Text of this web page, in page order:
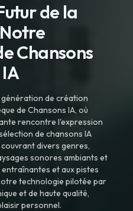
de la
Chansons
de création
de Chansons IA, où
rencontre l'expression
de chansons IA
divers genres,
sonores ambiants et
et aux pistes
technologie pilotée par
et de haute qualité,
personnel.